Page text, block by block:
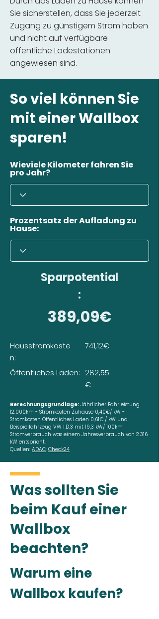
Sie sicherstellen, dass Sie jederzeit
Zugang zu günstigem Strom haben
und nicht auf verfügbare
öffentliche Ladestationen
angewiesen sind.
So viel können Sie
mit einer Wallbox
sparen!
Wieviele Kilometer fahren Sie
pro Jahr?
Prozentsatz der Aufladung zu
Hause:
Sparpotential
:
389,09€
Hausstromkoste
n:
Öffentliches Laden:
741,12€
282,55
€
Berechnungsgrundlage: Jährlicher Fahrleistung
12.000km - Stromkosten Zuhause 0,40€/ kW -
Stromkosten Öffentliches Laden 0,61€ / kW und
Beispielfahrzeug VW I.D.3 mit 19,3 kW/ 100km
Stromverbrauch was einem Jahresverbrauch von 2.316
kW entspricht.
Quellen: ADAC, Check24
Was sollten Sie
beim Kauf einer
Wallbox
beachten?
Warum eine
Wallbox kaufen?